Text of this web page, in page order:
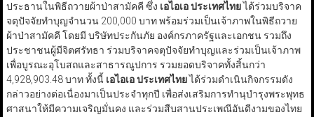
ประธานในพิธีถวายผ้าป่าสามัคคี ซึ่ง เอไอเอ ประเทศไทยได้ร่วมบริจาค
จตุปัจจัยทำบุญจำนวน 200,000 บาท พร้อมร่วมเป็นเจ้าภาพในพิธีถวาย
ผ้าป่าสามัคคี โดยมี บริษัทประกันภัย องค์กรภาครัฐและเอกชน รวมถึง
ประชาชนผู้มีจิตศรัทธา ร่วมบริจาคจตุปัจจัยทำบุญและร่วมเป็นเจ้าภาพ
เพื่อบูรณะอุโบสถและสาธารณูปการ รวมยอดบริจาคทั้งสิ้นกว่า
4,928,903.48 บาท ทั้งนี้ เอไอเอ ประเทศไทยได้ร่วมดำเนินกิจกรรมดัง
กล่าวอย่างต่อเนื่องมาเป็นประจำทุกปี เพื่อส่งเสริมการทำนุบำรุงพระพุทธ
ศาสนาให้มีความเจริญมั่นคง และร่วมสืบสานประเพณีอันดีงามของไทย